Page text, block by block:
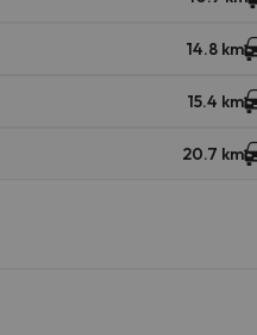
14.8 km
15.4 km
20.7 km